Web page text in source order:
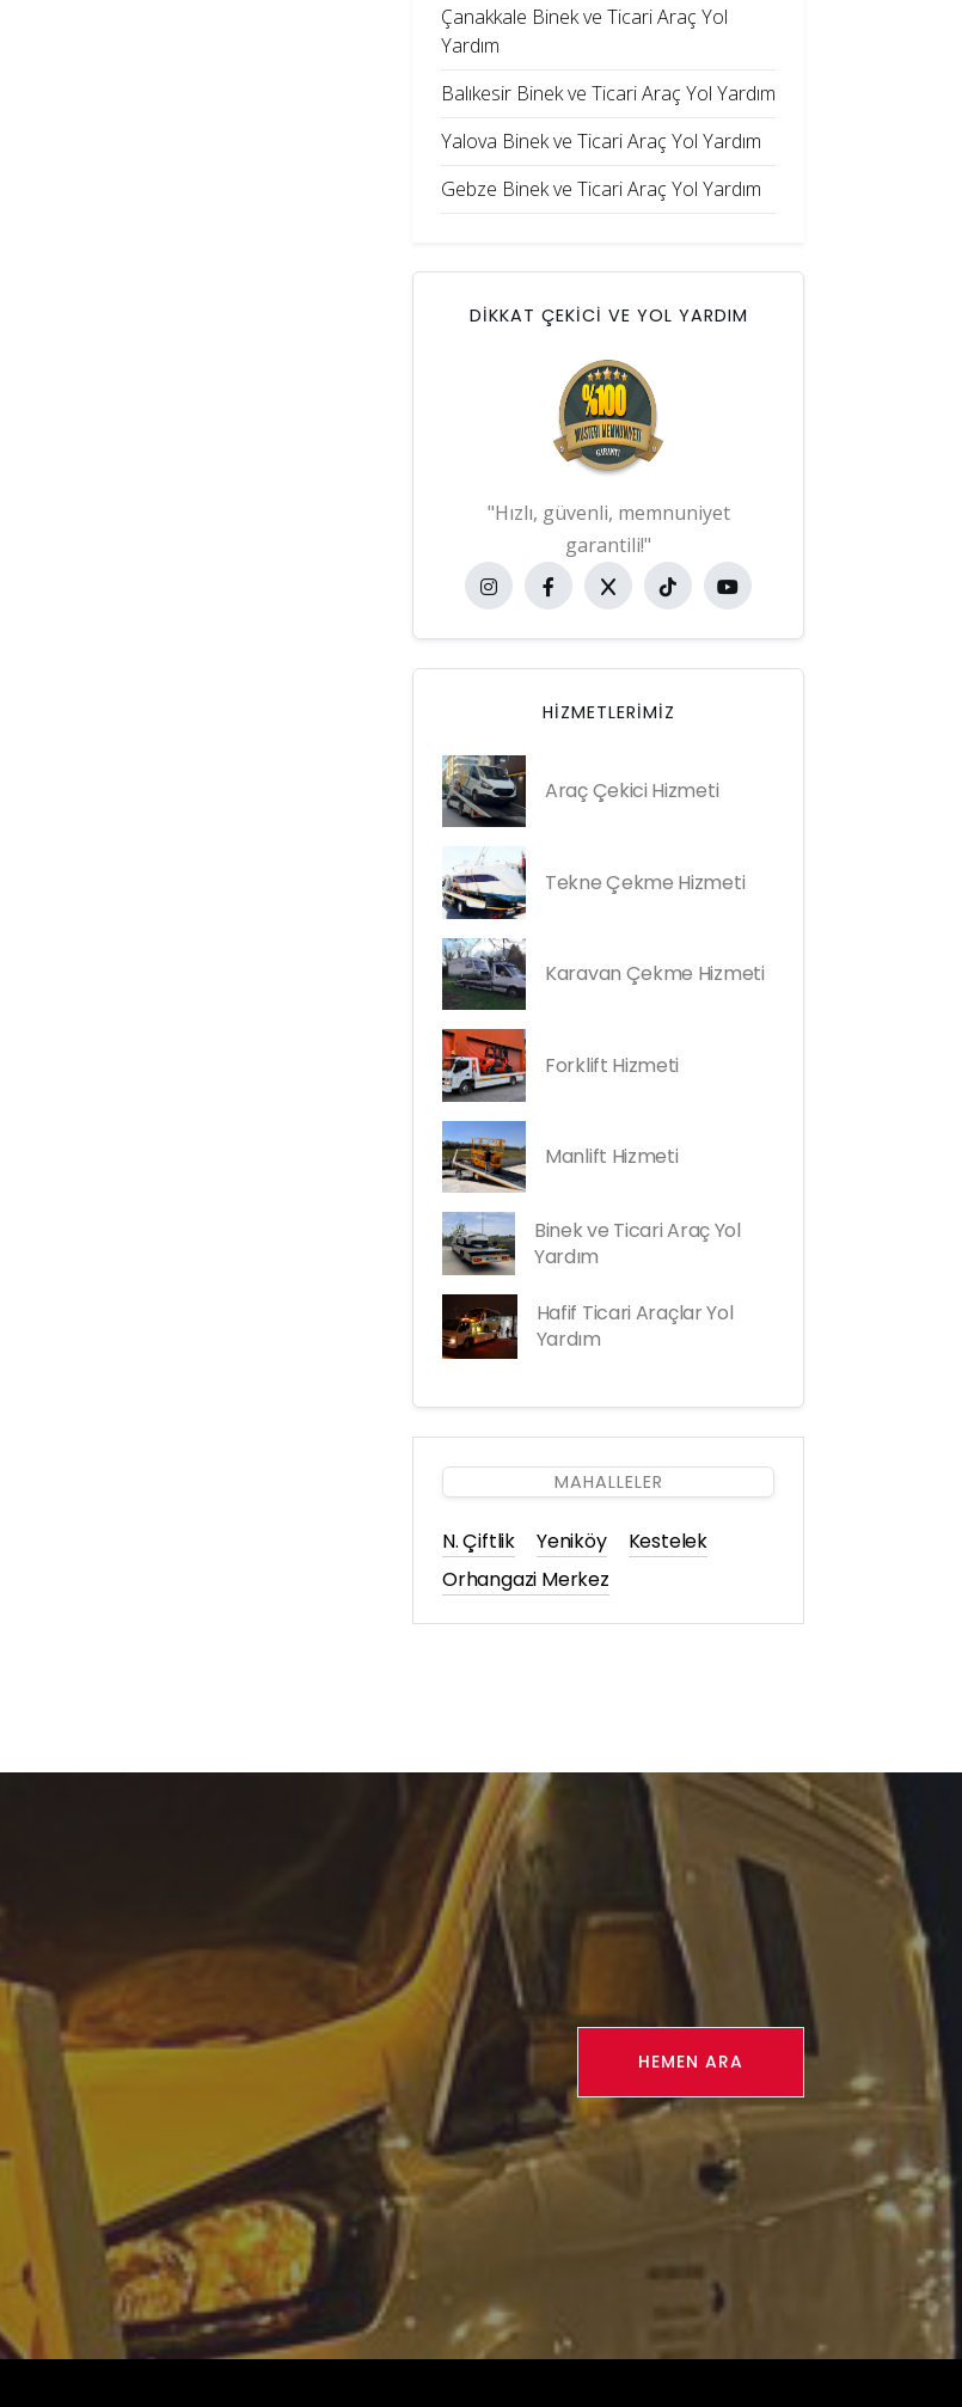
Çanakkale Binek ve Ticari Araç Yol
Yardım
Balıkesir Binek ve Ticari Araç Yol Yardım
Yalova Binek ve Ticari Araç Yol Yardım
Gebze Binek ve Ticari Araç Yol Yardım
DİKKAT ÇEKİCİ VE YOL YARDIM
"Hızlı, güvenli, memnuniyet
garantili!"
HIZMETLERIMIZ
Araç Çekici Hizmeti
Tekne Çekme Hizmeti
Karavan Çekme Hizmeti
Forklift Hizmeti
Manlift Hizmeti
Binek ve Ticari Araç Yol
Yardım
Hafif Ticari Araçlar Yol
Yardım
MAHALLELER
N. Çiftlik Yeniköy
Kestelek
Orhangazi Merkez
HEMEN ARA